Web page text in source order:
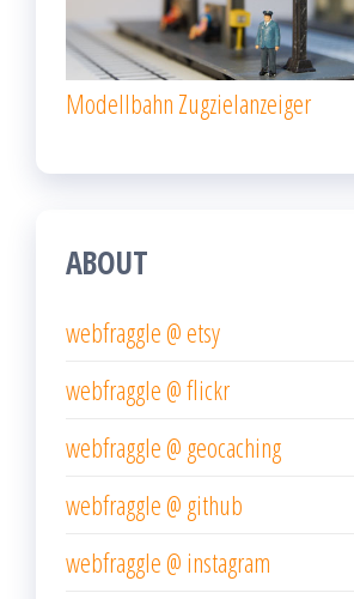
Modellbahn Zugzielanzeiger
ABOUT
webfraggle @ etsy
webfraggle @ flickr
webfraggle @ geocaching
webfraggle @ github
webfraggle @ instagram